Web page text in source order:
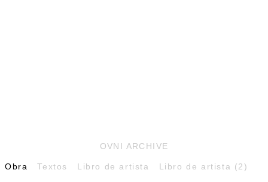
OVNI ARCHIVE
Obra Textos Libro de artista Libro de artista (2)